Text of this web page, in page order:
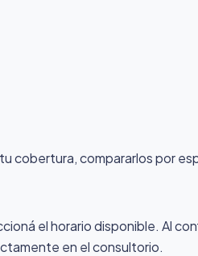
cobertura, compararlos por
el horario disponible. Al
en el consultorio.